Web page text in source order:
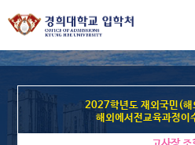
2027학년도 재외국민(해
해외에서전교육과정이